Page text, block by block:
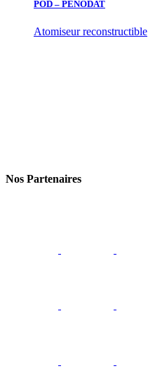
POD – PENODAT
Atomiseur reconstructible
Nos Partenaires